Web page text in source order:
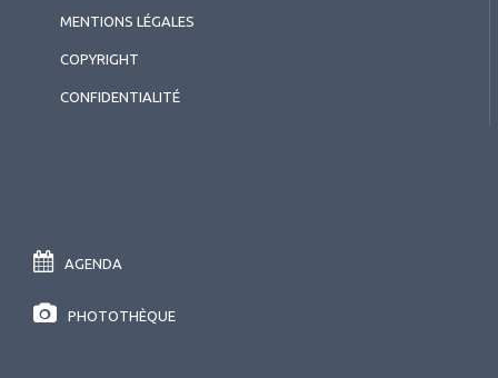
MENTIONS LÉGALES
COPYRIGHT
CONFIDENTIALITÉ
AGENDA
PHOTOTHÈQUE